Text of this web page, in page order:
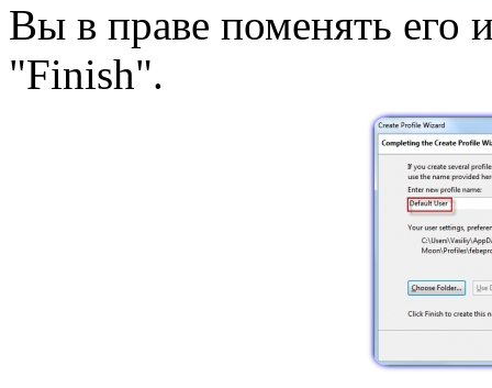
Вы в праве поменять его
"Finish".